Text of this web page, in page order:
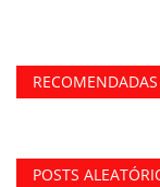
RECOMENDADAS
POSTS